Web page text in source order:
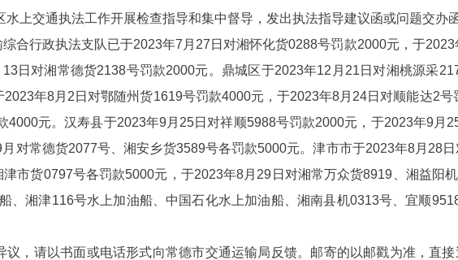
上交通执法工作开展检查指导和集中督导，发出执法指导建议函或问题交办函
合行政执法支队已于2023年7月27日对湘怀化货0288号罚款2000元，于2023
日对湘常德货2138号罚款2000元。鼎城区于2023年12月21日对湘桃源采
年8月2日对鄂随州货1619号罚款4000元，于2023年8月24日对顺能达2号
4000元。汉寿县于2023年9月25日对祥顺5988号罚款2000元，于2023年9月
对常德货2077号、湘安乡货3589号各罚款5000元。津市市于2023年8月28
市货0797号各罚款5000元，于2023年8月29日对湘常万众货8919、湘益阳
、湘津116号水上加油船、中国石化水上加油船、湘南县机0313号、宜顺
议，请以书面或电话形式向常德市交通运输局反馈。邮寄的以邮戳为准，直接